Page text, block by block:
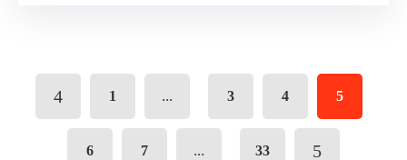
1 ... 3 4 5
6 7 ... 33